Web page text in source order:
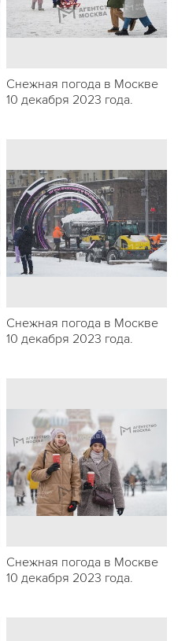
Снежная погода в Москве
10 декабря 2023 года.
Снежная погода в Москве
10 декабря 2023 года.
Снежная погода в Москве
10 декабря 2023 года.